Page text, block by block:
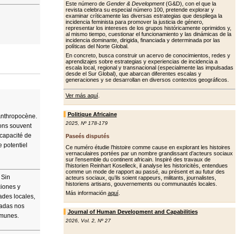
Este número de Gender & Development(G&D), con el que la
revista celebra su especial número 100, pretende explorar y
examinar críticamente las diversas estrategias que despliega la
incidencia feminista para promover la justicia de género,
representar los intereses de los grupos históricamente oprimidos y,
al mismo tiempo, cuestionar el funcionamiento y las dinámicas de la
incidencia dominante, dirigida, financiada y determinada por las
políticas del Norte Global.
En concreto, busca construir un acervo de conocimientos, redes y
aprendizajes sobre estrategias y experiencias de incidencia a
escala local, regional y transnacional (especialmente las impulsadas
desde el Sur Global), que abarcan diferentes escalas y
generaciones y se desarrollan en diversos contextos geográficos.
Ver más aquí.
Politique Africaine
2025, Nº 178-179
Paseés disputés
Ce numéro étudie l’histoire comme cause en explorant les histoires
vernaculaires portées par un nombre grandissant d’acteurs sociaux
sur l’ensemble du continent africain. Inspiré des travaux de
l’historien Reinhart Koselleck, il analyse les historicités, entendues
comme un mode de rapport au passé, au présent et au futur des
acteurs sociaux, qu’ils soient rappeurs, militants, journalistes,
historiens artisans, gouvernements ou communautés locales.
Más información aquí.
Journal of Human Development and Capabilities
2026, Vol. 2, Nº 27
souvent
de
potentiel
y
locales,
nos